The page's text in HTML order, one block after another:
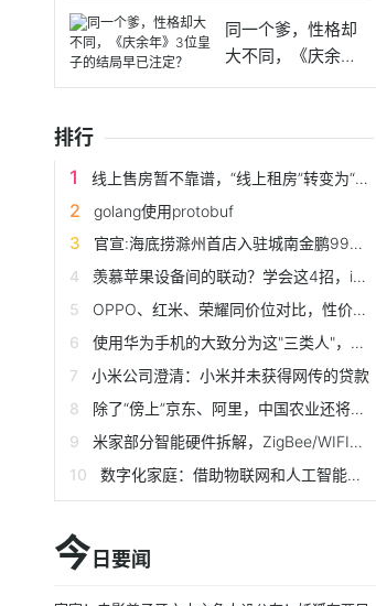
同一个爹，性格却
大不同，《庆余
年》3位皇
排行
线上售房暂不靠谱，“线上租房”转变为“线上租房交易”大有可为
golang使用protobuf
官宣:海底捞滁州首店入驻城南金鹏99广场!终于等到你
羡慕苹果设备间的联动？学会这4招，iPhone搭配Windows一样好用
OPPO、红米、荣耀同价位对比，性价比手机这样选准没错
使用华为手机的大致分为这"三类人"，请对号入座，看看有你吗？
小米公司澄清：小米并未获得网传的贷款
除了“傍上”京东、阿里，中国农业还将如何从变革走向伟大？
米家部分智能硬件拆解，ZigBee/WIFI模块分析及二次开发
数字化家庭：借助物联网和人工智能使家用电器更智能
今 日要闻